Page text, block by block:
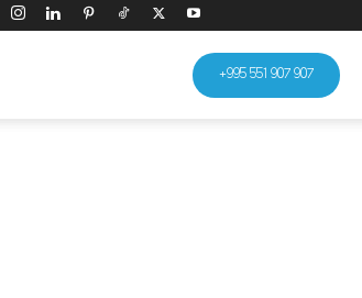
+995 551 907 907